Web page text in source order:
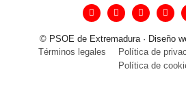
© PSOE de Extremadura · Diseño
Términos legales
Política de
Política de